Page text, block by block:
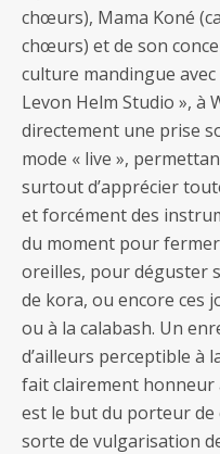
chœurs), Mama Koné
chœurs) et de son
culture mandingue
Levon Helm Studio », à
directement une prise
mode « live »,
surtout d’apprécier
et forcément des
du moment pour
oreilles, pour déguster
de kora, ou encore ces
ou à la calabash. Un
d’ailleurs perceptible à
fait clairement honneur
est le but du porteur de
sorte de vulgarisation